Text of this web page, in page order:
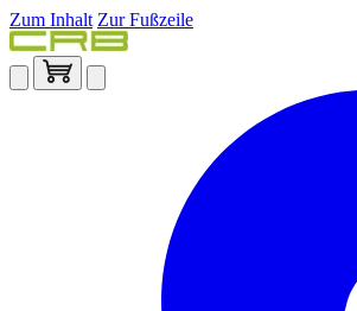
Zum Inhalt Zur Fußzeile